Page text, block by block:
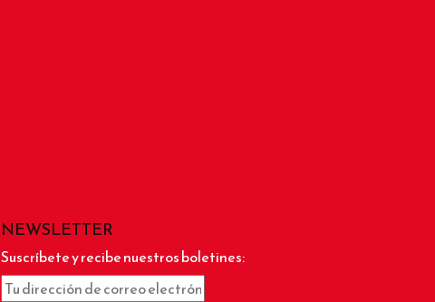
NEWSLETTER
Suscríbete y recibe nuestros boletines: